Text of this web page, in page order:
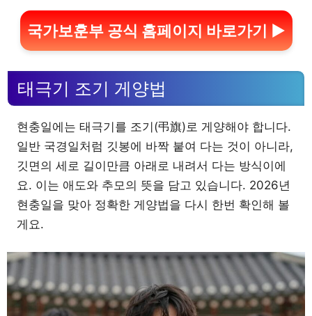
국가보훈부 공식 홈페이지 바로가기 ▶
태극기 조기 게양법
현충일에는 태극기를 조기(弔旗)로 게양해야 합니다.
일반 국경일처럼 깃봉에 바짝 붙여 다는 것이 아니라,
깃면의 세로 길이만큼 아래로 내려서 다는 방식이에
요. 이는 애도와 추모의 뜻을 담고 있습니다. 2026년
현충일을 맞아 정확한 게양법을 다시 한번 확인해 볼
게요.